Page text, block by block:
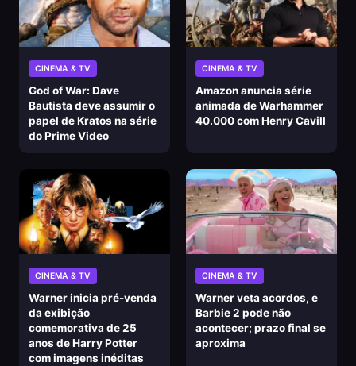
CINEMA & TV
God of War: Dave
Bautista deve assumir o
papel de Kratos na série
do Prime Video
CINEMA & TV
Amazon anuncia série
animada de Warhammer
40.000 com Henry Cavill
CINEMA & TV
Warner inicia pré-venda
da exibição
comemorativa de 25
anos de Harry Potter
com imagens inéditas
CINEMA & TV
Warner veta acordos, e
Barbie 2 pode não
acontecer; prazo final se
aproxima